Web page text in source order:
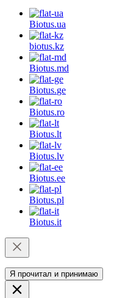
Biotus.ua
biotus.kz
Biotus.md
Biotus.ge
Biotus.ro
Biotus.lt
Biotus.lv
Biotus.ee
Biotus.pl
Biotus.it
Я прочитал и принимаю